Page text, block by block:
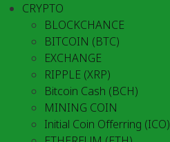
CRYPTO
BLOCKCHANCE
BITCOIN (BTC)
EXCHANGE
RIPPLE (XRP)
Bitcoin Cash (BCH)
MINING COIN
Initial Coin Offerring (ICO)